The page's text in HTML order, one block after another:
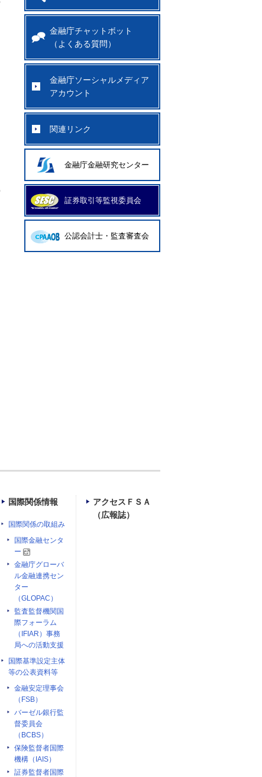
金融庁チャットボット
（よくある質問）
金融庁ソーシャルメディア
アカウント
関連リンク
金融庁金融研究センター
証券取引等監視委員会
公認会計士・監査審査会
国際関係情報
国際関係の取組み
国際金融センタ
ー
金融庁グローバ
ル金融連携セン
ター
（GLOPAC）
監査監督機関国
際フォーラム
（IFIAR）事務
局への活動支援
国際基準設定主体
等の公表資料等
金融安定理事会
（FSB）
バーゼル銀行監
督委員会
（BCBS）
保険監督者国際
機構（IAIS）
証券監督者国際
アクセスＦＳＡ
（広報誌）